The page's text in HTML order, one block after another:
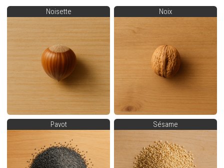
Noisette Noix
Pavot Sésame